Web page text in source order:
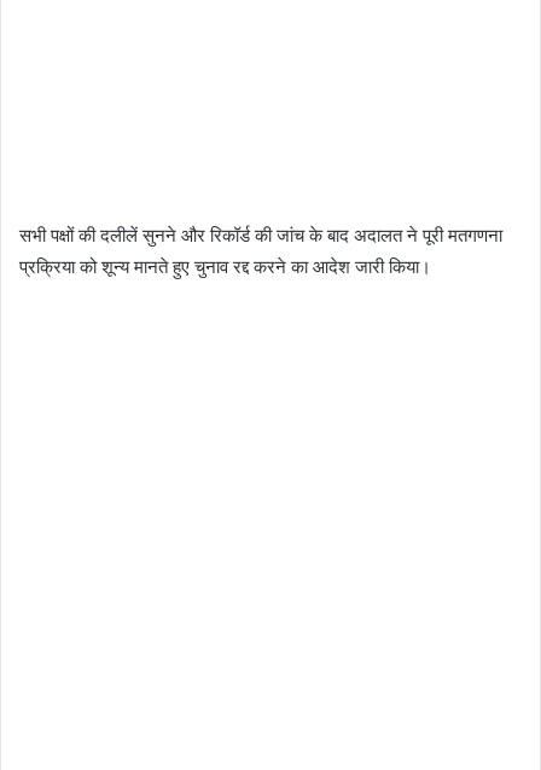
सभी पक्षों की दलीलें सुनने और रिकॉर्ड की जांच के बाद अदालत ने पूरी मतगणना
प्रक्रिया को शून्य मानते हुए चुनाव रद्द करने का आदेश जारी किया।